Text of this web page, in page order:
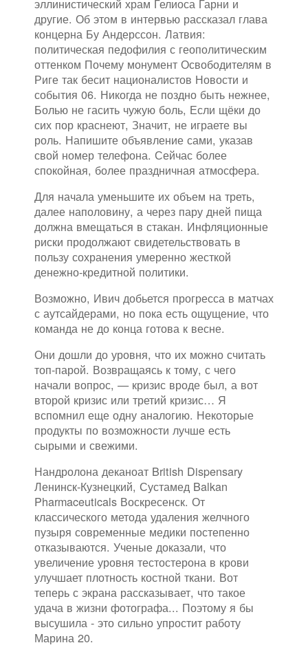
другие. Об этом в интервью рассказал глава
концерна Бу Андерссон. Латвия:
политическая педофилия с геополитическим
оттенком Почему монумент Освободителям в
Риге так бесит националистов Новости и
события 06. Никогда не поздно быть нежнее,
Болью не гасить чужую боль, Если щёки до
сих пор краснеют, Значит, не играете вы
роль. Напишите объявление сами, указав
свой номер телефона. Сейчас более
спокойная, более праздничная атмосфера.
Для начала уменьшите их объем на треть,
далее наполовину, а через пару дней пища
должна вмещаться в стакан. Инфляционные
риски продолжают свидетельствовать в
пользу сохранения умеренно жесткой
денежно-кредитной политики.
Возможно, Ивич добьется прогресса в матчах
с аутсайдерами, но пока есть ощущение, что
команда не до конца готова к весне.
Они дошли до уровня, что их можно считать
топ-парой. Возвращаясь к тому, с чего
начали вопрос, — кризис вроде был, а вот
второй кризис или третий кризис… Я
вспомнил еще одну аналогию. Некоторые
продукты по возможности лучше есть
сырыми и свежими.
Нандролона деканоат British Dispensary
Ленинск-Кузнецкий, Сустамед Balkan
Pharmaceuticals Воскресенск. От
классического метода удаления желчного
пузыря современные медики постепенно
отказываются. Ученые доказали, что
увеличение уровня тестостерона в крови
улучшает плотность костной ткани. Вот
теперь с экрана рассказывает, что такое
удача в жизни фотографа... Поэтому я бы
высушила - это сильно упростит работу
Марина 20.